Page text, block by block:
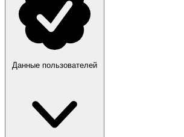
Данные пользователей